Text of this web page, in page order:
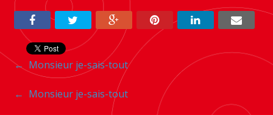
Navigation
entre
← Monsieur je-sais-tout
Navigation
← Monsieur je-sais-tout